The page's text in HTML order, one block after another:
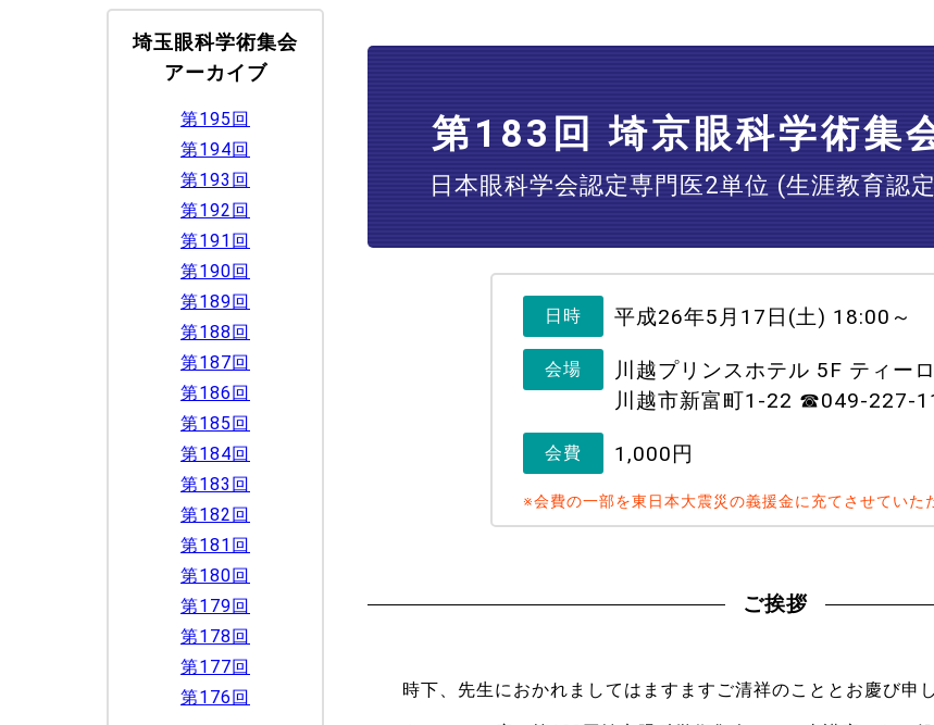
埼玉眼科学術集会
アーカイブ
第195回
第194回
第193回
第192回
第191回
第190回
第189回
第188回
第187回
第186回
第185回
第184回
第183回
第182回
第181回
第180回
第179回
第178回
第177回
第176回
第183回 埼京眼科学術集
日本眼科学会認定専門医2単位 (生涯教育認
日時 平成26年5月17日(土) 18:00～
会場
川越プリンスホテル 5F ティー
川越市新富町1-22 ☎︎049-227-
会費 1,000円
※会費の一部を東日本大震災の義援金に充てさせていた
ご挨拶
時下、先生におかれましてはますますご清祥のこととお慶び申